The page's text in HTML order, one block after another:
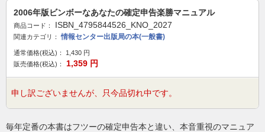
2006年版ビンボーなあなたの確定申告楽勝マニュアル
商品コード： ISBN_4795844526_KNO_2027
関連カテゴリ： 情報センター出版局の本(一般書)
通常価格(税込)： 1,430 円
販売価格(税込)：
1,359 円
申し訳ございませんが、只今品切れ中です。
毎年定番の本書はフツーの確定申告本と違い、本音重視のマニュア